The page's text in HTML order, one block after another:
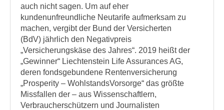
auch nicht sagen. Um auf eher
kundenunfreundliche Neutarife aufmerksam zu
machen, vergibt der Bund der Versicherten
(BdV) jährlich den Negativpreis
„Versicherungskäse des Jahres“. 2019 heißt der
„Gewinner“ Liechtenstein Life Assurances AG,
deren fondsgebundene Rentenversicherung
„Prosperity – WohlstandsVorsorge“ das größte
Missfallen der – aus Wissenschaftlern,
Verbraucherschützern und Journalisten